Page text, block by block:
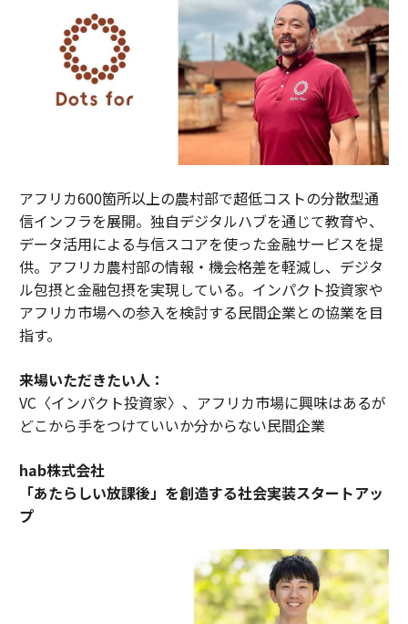
アフリカ600箇所以上の農村部で超低コストの分散型通
信インフラを展開。独自デジタルハブを通じて教育や、
データ活用による与信スコアを使った金融サービスを提
供。アフリカ農村部の情報・機会格差を軽減し、デジタ
ル包摂と金融包摂を実現している。インパクト投資家や
アフリカ市場への参入を検討する民間企業との協業を目
指す。
来場いただきたい人：
VC〈インパクト投資家〉、アフリカ市場に興味はあるが
どこから手をつけていいか分からない民間企業
hab株式会社
「あたらしい放課後」を創造する社会実装スタートアッ
プ